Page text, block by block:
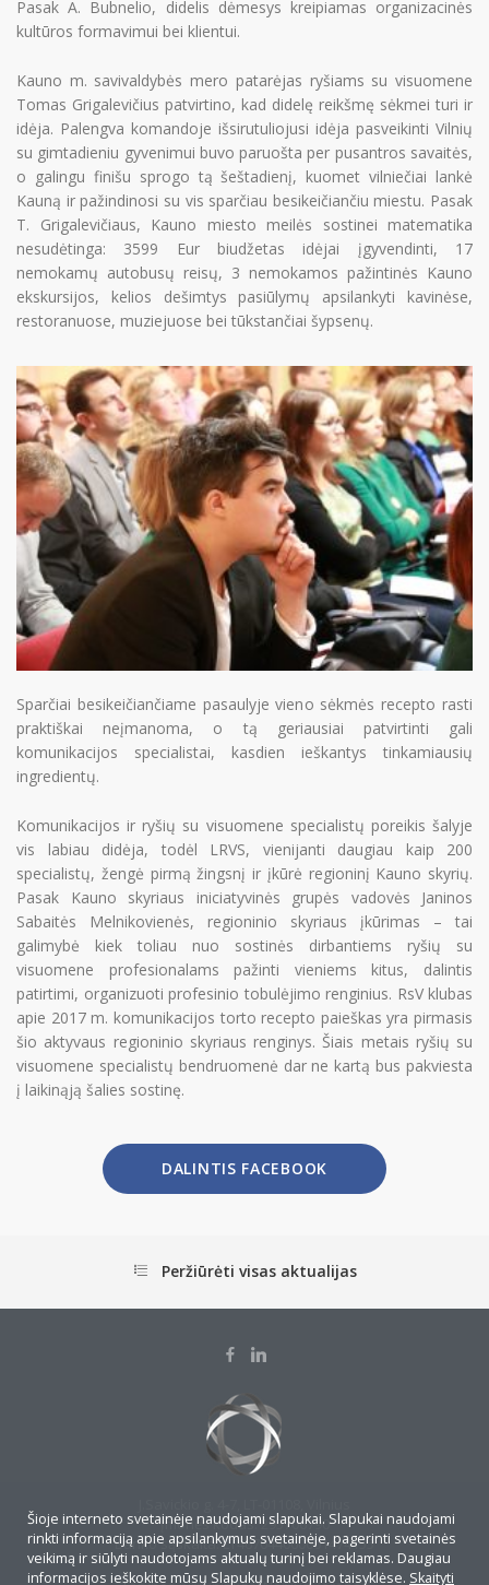
Pasak A. Bubnelio, didelis dėmesys kreipiamas organizacinės
kultūros formavimui bei klientui.
Kauno m. savivaldybės mero patarėjas ryšiams su visuomene
Tomas Grigalevičius patvirtino, kad didelę reikšmę sėkmei turi ir
idėja. Palengva komandoje išsirutuliojusi idėja pasveikinti Vilnių
su gimtadieniu gyvenimui buvo paruošta per pusantros savaitės,
o galingu finišu sprogo tą šeštadienį, kuomet vilniečiai lankė
Kauną ir pažindinosi su vis sparčiau besikeičiančiu miestu. Pasak
T. Grigalevičiaus, Kauno miesto meilės sostinei matematika
nesudėtinga: 3599 Eur biudžetas idėjai įgyvendinti, 17
nemokamų autobusų reisų, 3 nemokamos pažintinės Kauno
ekskursijos, kelios dešimtys pasiūlymų apsilankyti kavinėse,
restoranuose, muziejuose bei tūkstančiai šypsenų.
Sparčiai besikeičiančiame pasaulyje vieno sėkmės recepto rasti
praktiškai neįmanoma, o tą geriausiai patvirtinti gali
komunikacijos specialistai, kasdien ieškantys tinkamiausių
ingredientų.
Komunikacijos ir ryšių su visuomene specialistų poreikis šalyje
vis labiau didėja, todėl LRVS, vienijanti daugiau kaip 200
specialistų, žengė pirmą žingsnį ir įkūrė regioninį Kauno skyrių.
Pasak Kauno skyriaus iniciatyvinės grupės vadovės Janinos
Sabaitės Melnikovienės, regioninio skyriaus įkūrimas – tai
galimybė kiek toliau nuo sostinės dirbantiems ryšių su
visuomene profesionalams pažinti vieniems kitus, dalintis
patirtimi, organizuoti profesinio tobulėjimo renginius. RsV klubas
apie 2017 m. komunikacijos torto recepto paieškas yra pirmasis
šio aktyvaus regioninio skyriaus renginys. Šiais metais ryšių su
visuomene specialistų bendruomenė dar ne kartą bus pakviesta
į laikinąją šalies sostinę.
DALINTIS FACEBOOK
Peržiūrėti visas aktualijas
Įmonės kodas: 295706790
Banko sąskaita: LT467044060001474155
Šioje interneto svetainėje naudojami slapukai. Slapukai naudojami
rinkti informaciją apie apsilankymus svetainėje, pagerinti svetainės
veikimą ir siūlyti naudotojams aktualų turinį bei reklamas. Daugiau
informacijos ieškokite mūsų Slapukų naudojimo taisyklėse. Skaityti